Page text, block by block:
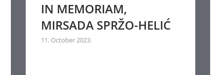
IN MEMORIAM,
MIRSADA SPRŽO-HELIĆ
11. October 2023.